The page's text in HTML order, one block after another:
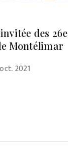
des
Montélimar
2021